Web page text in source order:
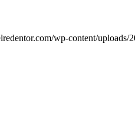
wp-content/uploads/